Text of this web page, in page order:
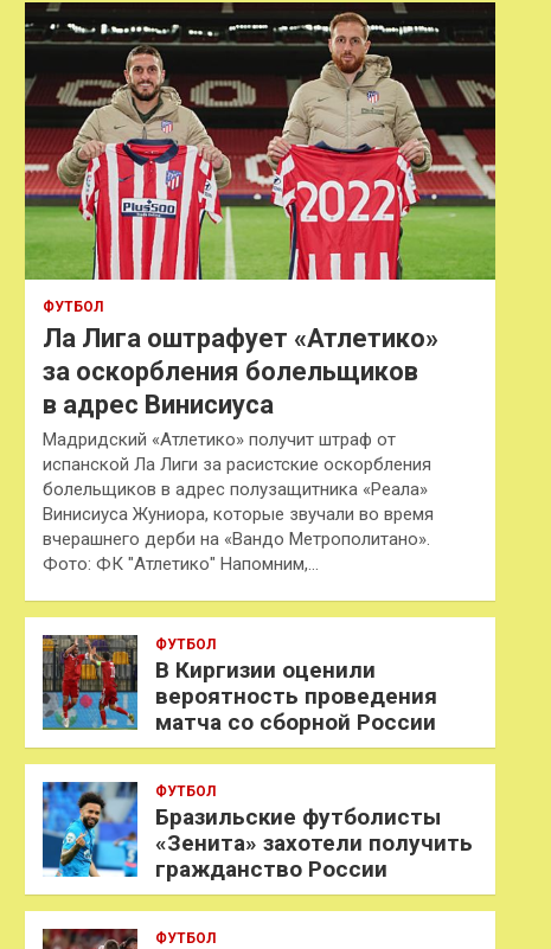
к
ФУТБОЛ
Ла Лига оштрафует «Атлетико»
за оскорбления болельщиков
в адрес Винисиуса
Мадридский «Атлетико» получит штраф от
испанской Ла Лиги за расистские оскорбления
болельщиков в адрес полузащитника «Реала»
Винисиуса Жуниора, которые звучали во время
вчерашнего дерби на «Вандо Метрополитано».
Фото: ФК "Атлетико" Напомним,…
ФУТБОЛ
В Киргизии оценили
вероятность проведения
матча со сборной России
ФУТБОЛ
Бразильские футболисты
«Зенита» захотели получить
гражданство России
ФУТБОЛ